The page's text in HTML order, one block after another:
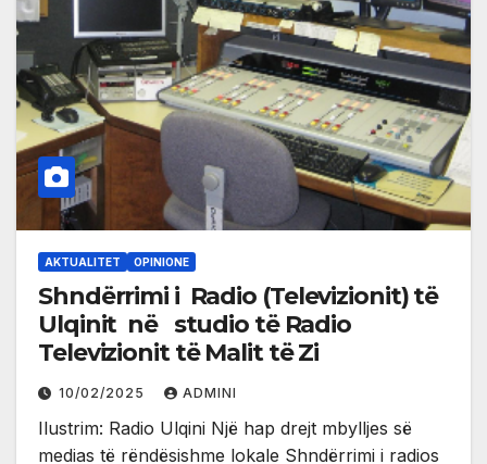
AKTUALITET OPINIONE
Shndërrimi i Radio (Televizionit) të
Ulqinit në studio të Radio
Televizionit të Malit të Zi
10/02/2025 ADMINI
Ilustrim: Radio Ulqini Një hap drejt mbylljes së
medias të rëndësishme lokale Shndërrimi i radios